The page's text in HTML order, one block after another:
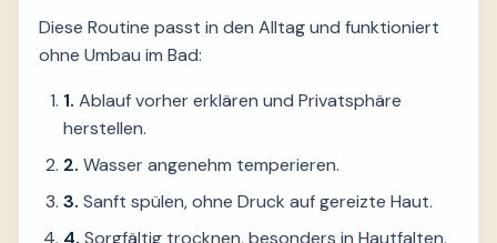
Diese Routine passt in den Alltag und funktioniert
ohne Umbau im Bad:
1. Ablauf vorher erklären und Privatsphäre
herstellen.
2. Wasser angenehm temperieren.
3. Sanft spülen, ohne Druck auf gereizte Haut.
4. Sorgfältig trocknen, besonders in Hautfalten.